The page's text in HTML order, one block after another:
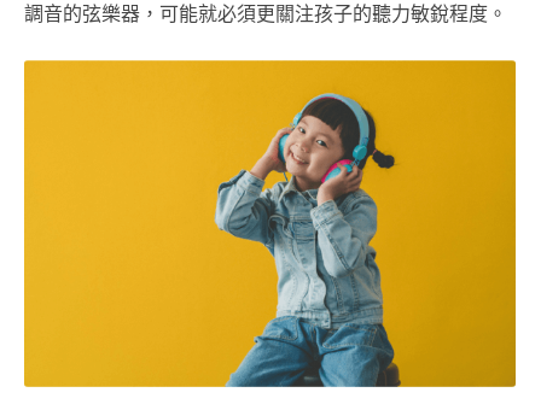
調音的弦樂器，可能就必須更關注孩子的聽力敏銳程度。